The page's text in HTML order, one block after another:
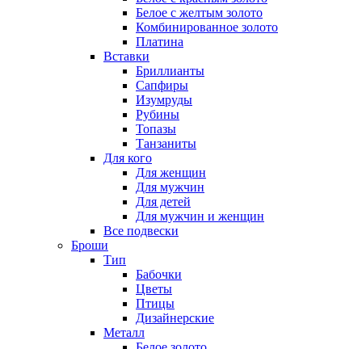
Белое с желтым золото
Комбинированное золото
Платина
Вставки
Бриллианты
Сапфиры
Изумруды
Рубины
Топазы
Танзаниты
Для кого
Для женщин
Для мужчин
Для детей
Для мужчин и женщин
Все подвески
Броши
Тип
Бабочки
Цветы
Птицы
Дизайнерские
Металл